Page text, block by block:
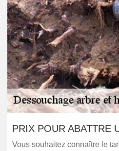
PRIX POUR ABATTRE
Vous souhaitez connaître le